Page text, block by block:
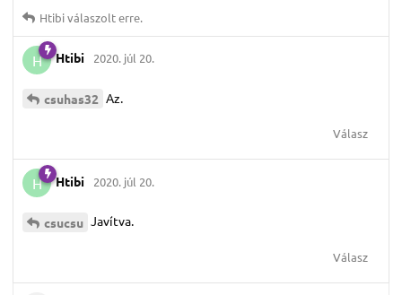
Htibiválaszolt erre.
H Htibi 2020. júl 20.
csuhas32 Az.
Válasz
H Htibi 2020. júl 20.
csucsu Javítva.
Válasz